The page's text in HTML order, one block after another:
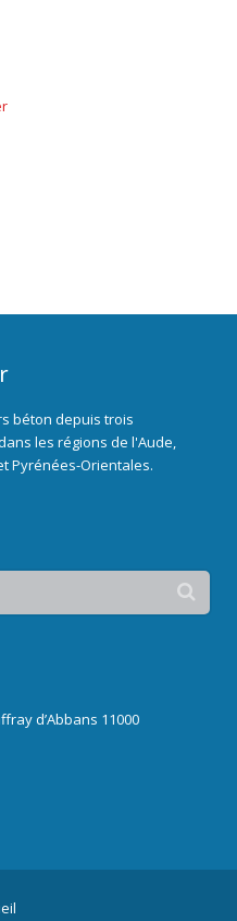
béton depuis trois
les régions de l'Aude,
Pyrénées-Orientales.
d’Abbans 11000